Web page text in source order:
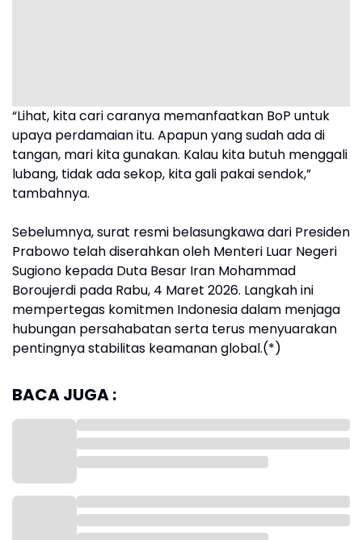
“Lihat, kita cari caranya memanfaatkan BoP untuk
upaya perdamaian itu. Apapun yang sudah ada di
tangan, mari kita gunakan. Kalau kita butuh menggali
lubang, tidak ada sekop, kita gali pakai sendok,”
tambahnya.
Sebelumnya, surat resmi belasungkawa dari Presiden
Prabowo telah diserahkan oleh Menteri Luar Negeri
Sugiono kepada Duta Besar Iran Mohammad
Boroujerdi pada Rabu, 4 Maret 2026. Langkah ini
mempertegas komitmen Indonesia dalam menjaga
hubungan persahabatan serta terus menyuarakan
pentingnya stabilitas keamanan global.(*)
BACA JUGA :